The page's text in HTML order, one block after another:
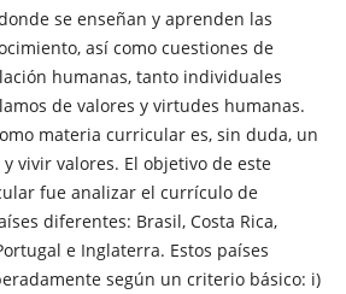
se enseñan y aprenden las
así como cuestiones de
humanas, tanto individuales
de valores y virtudes humanas.
materia curricular es, sin duda, un
vivir valores. El objetivo de este
fue analizar el currículo de
diferentes: Brasil, Costa Rica,
e Inglaterra. Estos países
según un criterio básico: i)